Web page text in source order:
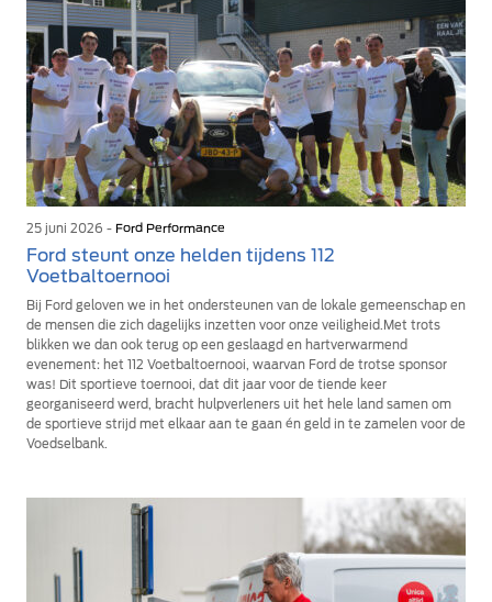
25 juni 2026 - Ford Performance
Ford steunt onze helden tijdens 112
Voetbaltoernooi
Bij Ford geloven we in het ondersteunen van de lokale gemeenschap en
de mensen die zich dagelijks inzetten voor onze veiligheid.Met trots
blikken we dan ook terug op een geslaagd en hartverwarmend
evenement: het 112 Voetbaltoernooi, waarvan Ford de trotse sponsor
was! Dit sportieve toernooi, dat dit jaar voor de tiende keer
georganiseerd werd, bracht hulpverleners uit het hele land samen om
de sportieve strijd met elkaar aan te gaan én geld in te zamelen voor de
Voedselbank.